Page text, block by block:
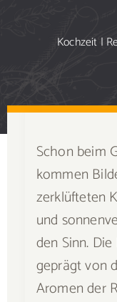
Speiseplan
Portfolio
Galerie
Rezept senden
Kochzeit |
Schon beim
kommen
zerklüfteten
und
den Sinn.
geprägt von
Aromen der